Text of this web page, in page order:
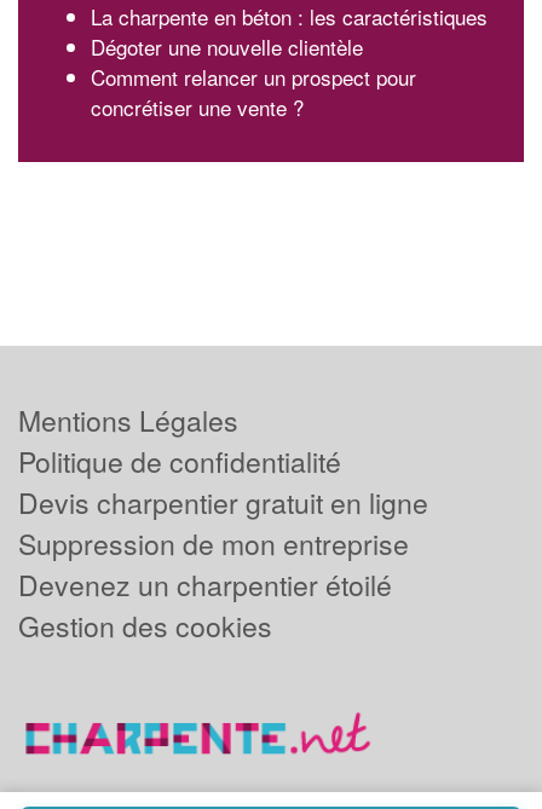
La charpente en béton : les caractéristiques
Dégoter une nouvelle clientèle
Comment relancer un prospect pour
concrétiser une vente ?
Mentions Légales
Politique de confidentialité
Devis charpentier gratuit en ligne
Suppression de mon entreprise
Devenez un charpentier étoilé
Gestion des cookies